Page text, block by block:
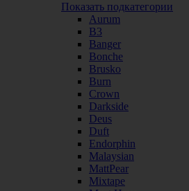
Показать подкатегории
Aurum
B3
Banger
Bonche
Brusko
Burn
Crown
Darkside
Deus
Duft
Endorphin
Malaysian
MattPear
Mixtape